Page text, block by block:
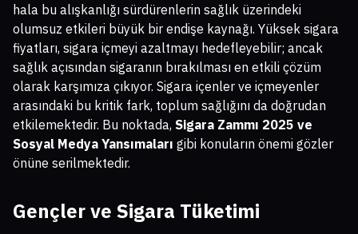
hala bu alışkanlığı sürdürenlerin sağlık üzerindeki
olumsuz etkileri büyük bir endişe kaynağı. Yüksek sigara
fiyatları, sigara içmeyi azaltmayı hedefleyebilir; ancak
sağlık açısından sigaranın bırakılması en etkili çözüm
olarak karşımıza çıkıyor. Sigara içenler ve içmeyenler
arasındaki bu kritik fark, toplum sağlığını da doğrudan
etkilemektedir. Bu noktada, Sigara Zammı 2025 ve
Sosyal Medya Yansımaları gibi konuların önemi gözler
önüne serilmektedir.
Gençler ve Sigara Tüketimi